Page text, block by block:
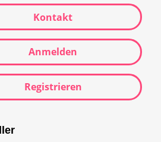
Kontakt
Anmelden
Registrieren